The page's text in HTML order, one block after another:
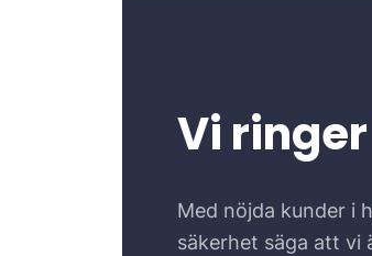
Vi
Med nöjda kunder i
säkerhet säga att vi